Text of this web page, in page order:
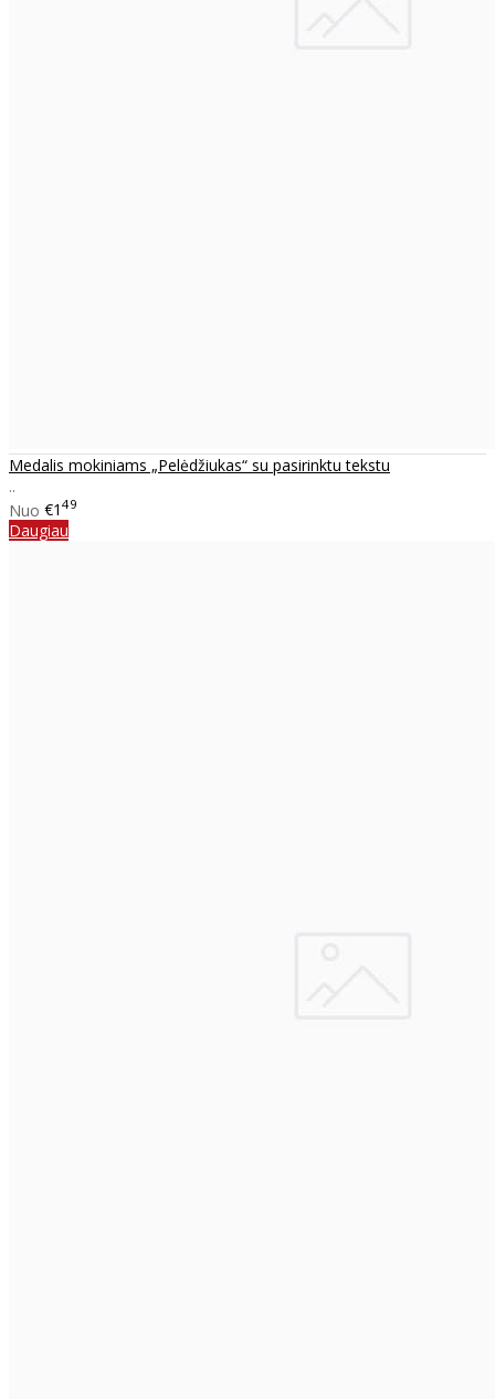
Medalis mokiniams „Pelėdžiukas“ su pasirinktu tekstu
..
Nuo €1 49
Daugiau